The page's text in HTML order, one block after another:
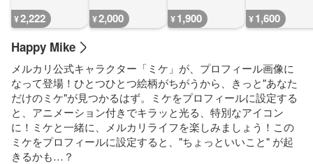
¥2,222 ¥2,000 ¥1,900 ¥1,600
Happy Mike
メルカリ公式キャラクター「ミケ」が、プロフィール画像に
なって登場！ひとつひとつ絵柄がちがうから、きっと"あなた
だけのミケ"が見つかるはず。ミケをプロフィールに設定する
と、アニメーション付きでキラッと光る、特別なアイコン
に！ミケと一緒に、メルカリライフを楽しみましょう！この
ミケをプロフィールに設定すると、"ちょっといいこと" が起
きるかも…？